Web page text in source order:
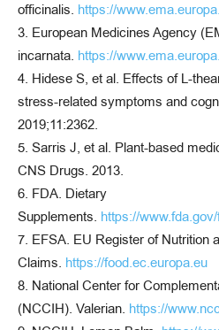
officinalis. https://
3. European Medicines Agency
incarnata. https://
4. Hidese S, et al. Effects of L-
stress-related symptoms and
2019;11:2362.
5. Sarris J, et al. Plant-based
CNS Drugs. 2013.
6. FDA. Dietary
Supplements. https://
7. EFSA. EU Register of Nutrition
Claims. https://food.ec.europa.eu
8. National Center for
(NCCIH). Valerian. https://